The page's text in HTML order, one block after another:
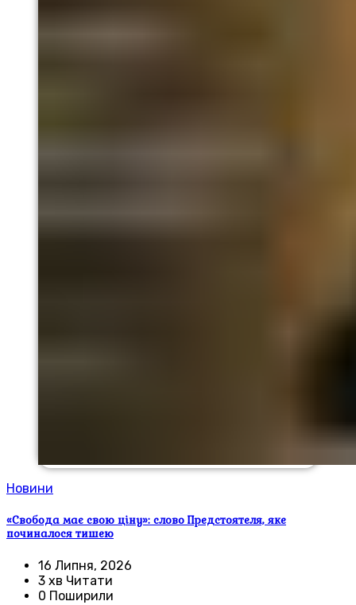
Новини
«Свобода має свою ціну»: слово Предстоятеля, яке
починалося тишею
16 Липня, 2026
3 хв Читати
0 Поширили